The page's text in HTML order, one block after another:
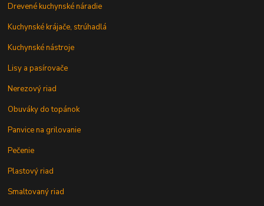
Drevené kuchynské náradie
Kuchynské krájače, strúhadlá
Kuchynské nástroje
Lisy a pasírovače
Nerezový riad
Obuváky do topánok
Panvice na grilovanie
Pečenie
Plastový riad
Smaltovaný riad